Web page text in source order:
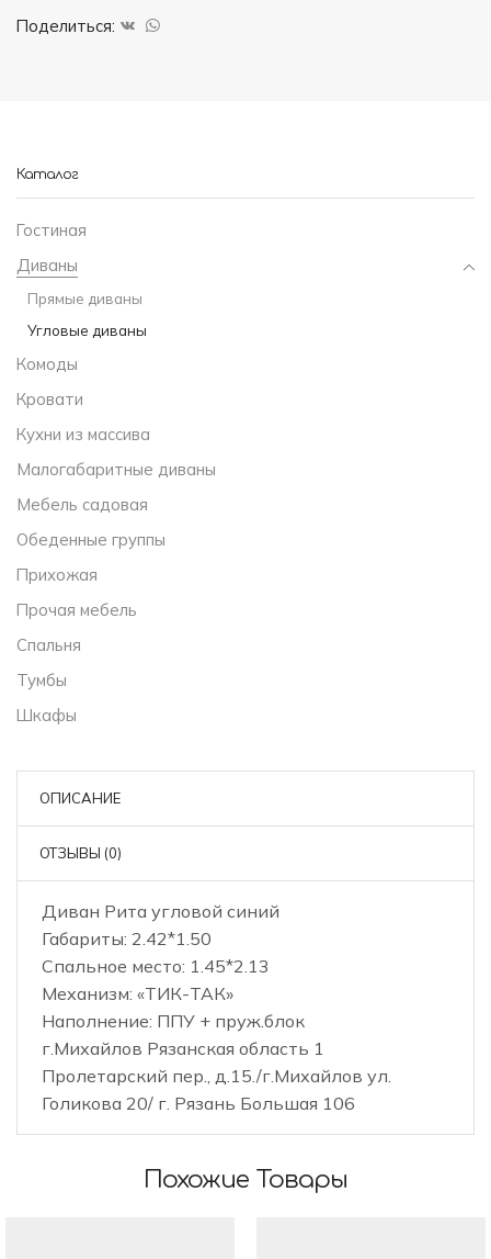
угловой
Поделиться:
Каталог
Гостиная
Диваны
Прямые диваны
Угловые диваны
Комоды
Кровати
Кухни из массива
Малогабаритные диваны
Мебель садовая
Обеденные группы
Прихожая
Прочая мебель
Спальня
Тумбы
Шкафы
ОПИСАНИЕ
ОТЗЫВЫ (0)
Диван Рита угловой синий
Габариты: 2.42*1.50
Спальное место: 1.45*2.13
Механизм: «ТИК-ТАК»
Наполнение: ППУ + пруж.блок
г.Михайлов Рязанская область 1
Пролетарский пер., д.15./г.Михайлов ул.
Голикова 20/ г. Рязань Большая 106
Похожие Товары